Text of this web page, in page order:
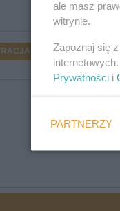
ale masz
witrynie.
Zapoznaj się
Prywatności i
PARTNERZY